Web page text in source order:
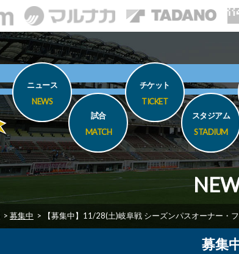
ニュース
NEWS
試合
MATCH
チケット
TICKET
スタジアム
STADIUM
> 募集中 > 【募集中】11/28(土)岐阜戦 シーズンパスオーナー・
募集